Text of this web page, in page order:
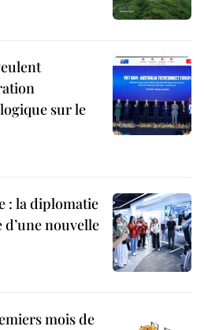
sur le
: la diplomatie
nouvelle
mois de